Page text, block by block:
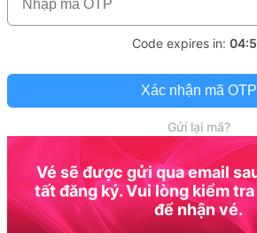
Code expires in:
Xác nhận mã OTP
Gửi lại mã?
Vé sẽ được gửi qua email
tất đăng ký. Vui lòng kiểm
để nhận vé.